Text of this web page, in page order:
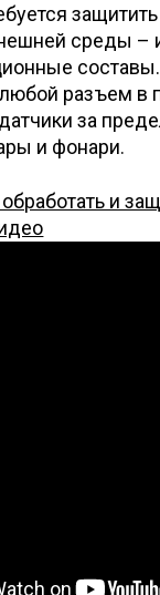
среды –
разъем в
за
и фонари.
и